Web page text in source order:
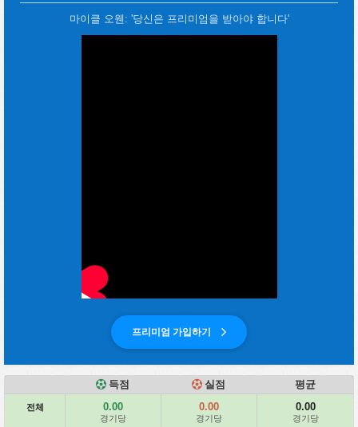
프리미엄 가입하기
마이클 오웬: '당신은 프리미엄을 받아야 합니다'
득점 실점 평균
전체 0.00
경기당
0.00
경기당
0.00
경기당